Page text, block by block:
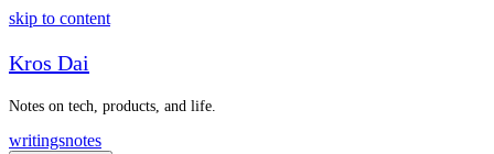
skip to content
Kros Dai
Notes on tech, products, and life.
writingsnotes